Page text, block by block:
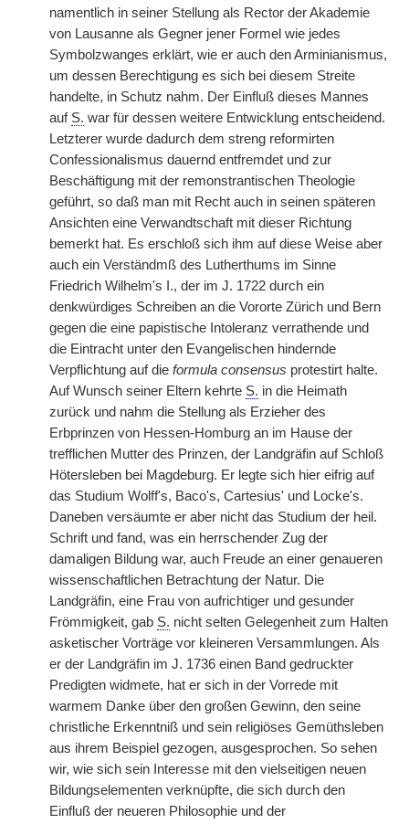
namentlich in seiner Stellung als Rector der Akademie
von Lausanne als Gegner jener Formel wie jedes
Symbolzwanges erklärt, wie er auch den Arminianismus,
um dessen Berechtigung es sich bei diesem Streite
handelte, in Schutz nahm. Der Einfluß dieses Mannes
auf S. war für dessen weitere Entwicklung entscheidend.
Letzterer wurde dadurch dem streng reformirten
Confessionalismus dauernd entfremdet und zur
Beschäftigung mit der remonstrantischen Theologie
geführt, so daß man mit Recht auch in seinen späteren
Ansichten eine Verwandtschaft mit dieser Richtung
bemerkt hat. Es erschloß sich ihm auf diese Weise aber
auch ein Verständmß des Lutherthums im Sinne
Friedrich Wilhelm's I., der im J. 1722 durch ein
denkwürdiges Schreiben an die Vororte Zürich und Bern
gegen die eine papistische Intoleranz verrathende und
die Eintracht unter den Evangelischen hindernde
Verpflichtung auf die formula consensus protestirt halte.
Auf Wunsch seiner Eltern kehrte S. in die Heimath
zurück und nahm die Stellung als Erzieher des
Erbprinzen von Hessen-Homburg an im Hause der
trefflichen Mutter des Prinzen, der Landgräfin auf Schloß
Hötersleben bei Magdeburg. Er legte sich hier eifrig auf
das Studium Wolff's, Baco's, Cartesius' und Locke's.
Daneben versäumte er aber nicht das Studium der heil.
Schrift und fand, was ein herrschender Zug der
damaligen Bildung war, auch Freude an einer genaueren
wissenschaftlichen Betrachtung der Natur. Die
Landgräfin, eine Frau von aufrichtiger und gesunder
Frömmigkeit, gab S. nicht selten Gelegenheit zum Halten
asketischer Vorträge vor kleineren Versammlungen. Als
er der Landgräfin im J. 1736 einen Band gedruckter
Predigten widmete, hat er sich in der Vorrede mit
warmem Danke über den großen Gewinn, den seine
christliche Erkenntniß und sein religiöses Gemüthsleben
aus ihrem Beispiel gezogen, ausgesprochen. So sehen
wir, wie sich sein Interesse mit den vielseitigen neuen
Bildungselementen verknüpfte, die sich durch den
Einfluß der neueren Philosophie und der